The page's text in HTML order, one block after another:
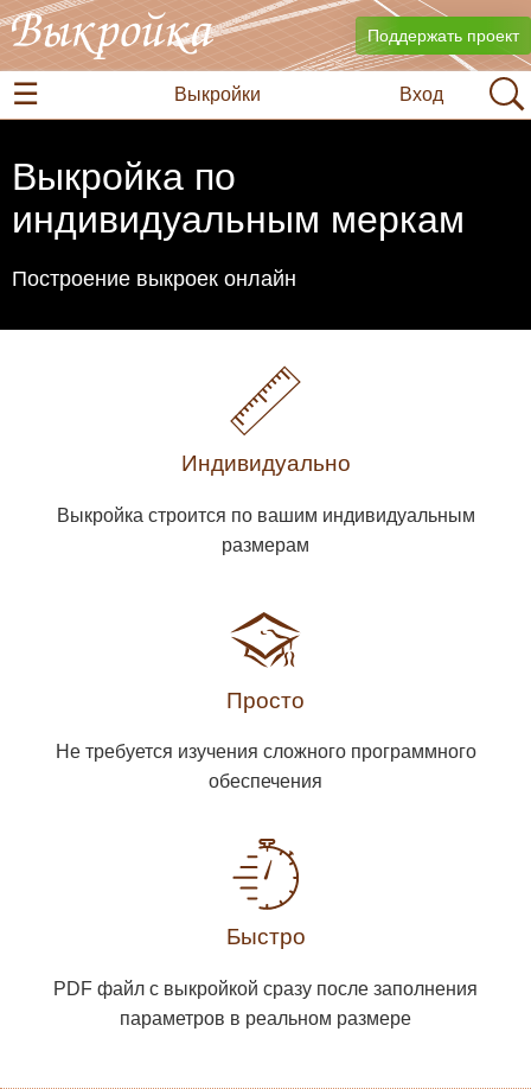
Поддержать проект
Вход
Выкройки
Выкройка по
индивидуальным меркам
Построение выкроек онлайн
Индивидуально
Выкройка строится по вашим индивидуальным
размерам
Просто
Не требуется изучения сложного программного
обеспечения
Быстро
PDF файл с выкройкой сразу после заполнения
параметров в реальном размере